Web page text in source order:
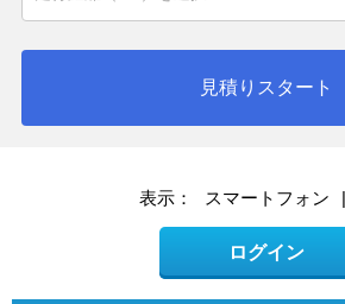
見積りスタート
表示： スマートフォン |
ログイン